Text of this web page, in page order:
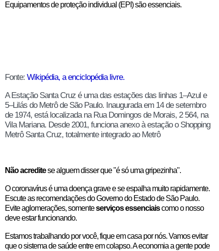
Equipamentos de proteção individual (EPI) são essenciais.
Fonte: Wikipédia, a enciclopédia livre.
A Estação Santa Cruz é uma das estações das linhas 1–Azul e
5–Lilás do Metrô de São Paulo. Inaugurada em 14 de setembro
de 1974, está localizada na Rua Domingos de Morais, 2 564, na
Vila Mariana. Desde 2001, funciona anexo à estação o Shopping
Metrô Santa Cruz, totalmente integrado ao Metrô
Não acreditese alguem disser que "é só uma gripezinha".
O coronavírus é uma doença grave e se espalha muito rapidamente.
Escute as recomendações do Governo do Estado de São Paulo.
Evite aglomerações, somenteserviços essenciaiscomo o nosso
deve estar funcionando.
Estamos trabalhando por você, fique em casa por nós. Vamos evitar
que o sistema de saúde entre em colapso. A economia a gente pode